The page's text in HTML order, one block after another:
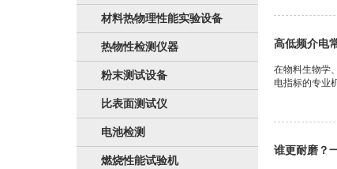
材料热物理性能实验设备
热物性检测仪器
粉末测试设备
比表面测试仪
电池检测
燃烧性能试验机
高低频介电
在物料生物学
电指标的专业
谁更耐磨？